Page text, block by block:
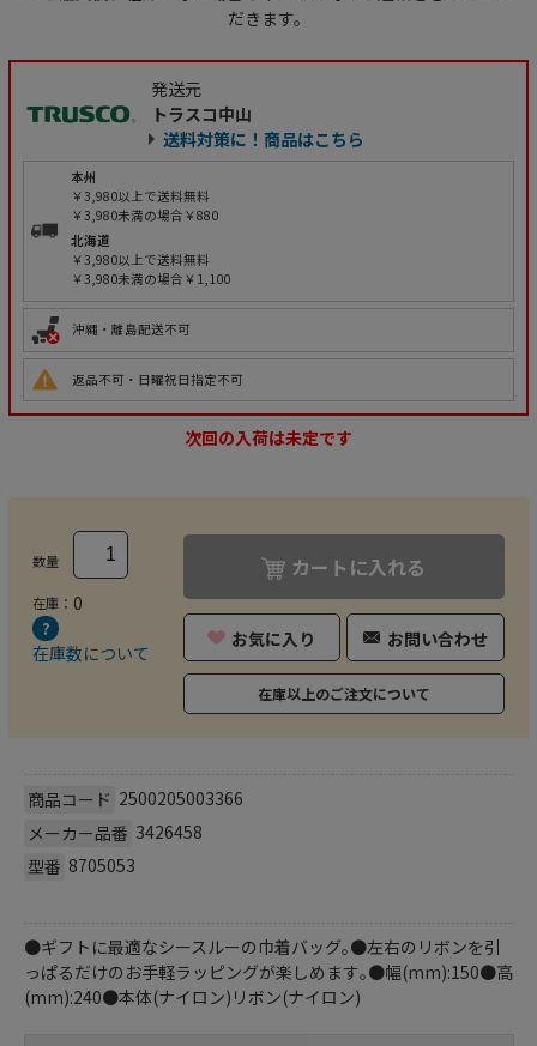
だきます。
発送元
トラスコ中山
送料対策に！商品はこちら
本州
￥3,980以上で送料無料
￥3,980未満の場合￥880
北海道
￥3,980以上で送料無料
￥3,980未満の場合￥1,100
沖縄・離島配送不可
返品不可・日曜祝日指定不可
次回の入荷は未定です
数量
在庫： 0
在庫数について
カートに入れる
お気に入り お問い合わせ
在庫以上のご注文について
商品コード 2500205003366
メーカー品番 3426458
型番 8705053
●ギフトに最適なシースルーの巾着バッグ｡●左右のリボンを引
っぱるだけのお手軽ラッピングが楽しめます｡●幅(mm):150●高
(mm):240●本体(ナイロン)リボン(ナイロン)